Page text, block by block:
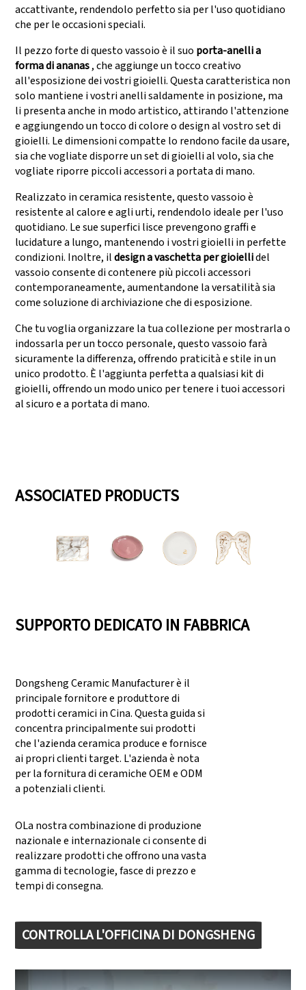
accattivante, rendendolo perfetto sia per l'uso quotidiano
che per le occasioni speciali.
Il pezzo forte di questo vassoio è il suo porta-anelli a
forma di ananas, che aggiunge un tocco creativo
all'esposizione dei vostri gioielli. Questa caratteristica non
solo mantiene i vostri anelli saldamente in posizione, ma
li presenta anche in modo artistico, attirando l'attenzione
e aggiungendo un tocco di colore o design al vostro set di
gioielli. Le dimensioni compatte lo rendono facile da usare,
sia che vogliate disporre un set di gioielli al volo, sia che
vogliate riporre piccoli accessori a portata di mano.
Realizzato in ceramica resistente, questo vassoio è
resistente al calore e agli urti, rendendolo ideale per l'uso
quotidiano. Le sue superfici lisce prevengono graffi e
lucidature a lungo, mantenendo i vostri gioielli in perfette
condizioni. Inoltre, ildesign a vaschetta per gioiellidel
vassoio consente di contenere più piccoli accessori
contemporaneamente, aumentandone la versatilità sia
come soluzione di archiviazione che di esposizione.
Che tu voglia organizzare la tua collezione per mostrarla o
indossarla per un tocco personale, questo vassoio farà
sicuramente la differenza, offrendo praticità e stile in un
unico prodotto. È l'aggiunta perfetta a qualsiasi kit di
gioielli, offrendo un modo unico per tenere i tuoi accessori
al sicuro e a portata di mano.
ASSOCIATED PRODUCTS
SUPPORTO DEDICATO IN FABBRICA
Dongsheng Ceramic Manufacturer è il
principale fornitore e produttore di
prodotti ceramici in Cina. Questa guida si
concentra principalmente sui prodotti
che l'azienda ceramica produce e fornisce
ai propri clienti target. L'azienda è nota
per la fornitura di ceramiche OEM e ODM
a potenziali clienti.
OLa nostra combinazione di produzione
nazionale e internazionale ci consente di
realizzare prodotti che offrono una vasta
gamma di tecnologie, fasce di prezzo e
tempi di consegna.
CONTROLLA L'OFFICINA DI DONGSHENG